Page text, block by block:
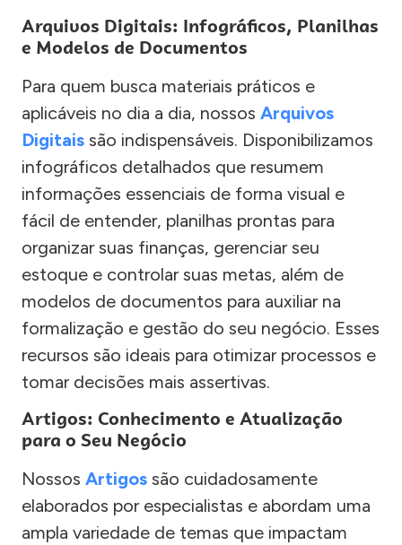
Arquivos Digitais: Infográficos, Planilhas
e Modelos de Documentos
Para quem busca materiais práticos e
aplicáveis no dia a dia, nossos Arquivos
Digitais são indispensáveis. Disponibilizamos
infográficos detalhados que resumem
informações essenciais de forma visual e
fácil de entender, planilhas prontas para
organizar suas finanças, gerenciar seu
estoque e controlar suas metas, além de
modelos de documentos para auxiliar na
formalização e gestão do seu negócio. Esses
recursos são ideais para otimizar processos e
tomar decisões mais assertivas.
Artigos: Conhecimento e Atualização
para o Seu Negócio
Nossos Artigos são cuidadosamente
elaborados por especialistas e abordam uma
ampla variedade de temas que impactam